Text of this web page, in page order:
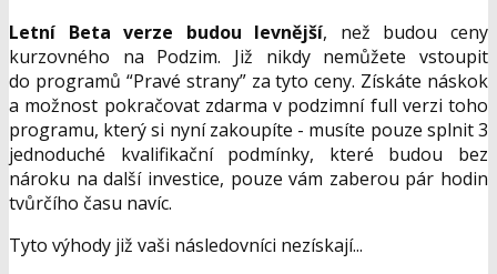
Letní Beta verze budou levnější, než budou ceny
kurzovného na Podzim. Již nikdy nemůžete vstoupit
do programů “Pravé strany” za tyto ceny. Získáte náskok
a možnost pokračovat zdarma v podzimní full verzi toho
programu, který si nyní zakoupíte - musíte pouze splnit 3
jednoduché kvalifikační podmínky, které budou bez
nároku na další investice, pouze vám zaberou pár hodin
tvůrčího času navíc.
Tyto výhody již vaši následovníci nezískají...